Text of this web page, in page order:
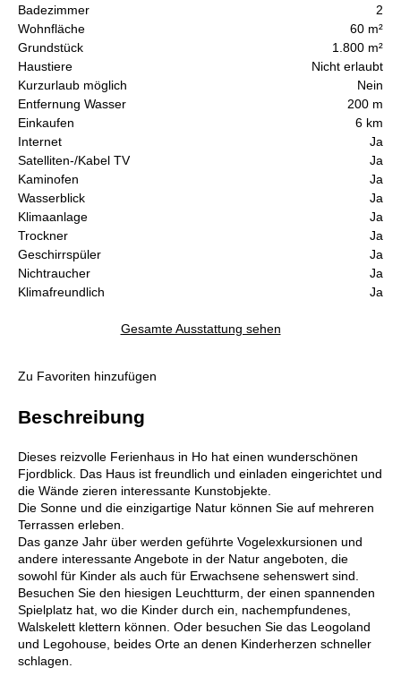
Badezimmer
2
Wohnfläche
60 m²
Grundstück
1.800 m²
Haustiere
Nicht erlaubt
Kurzurlaub möglich
Nein
Entfernung Wasser
200 m
Einkaufen
6 km
Internet
Ja
Satelliten-/Kabel TV
Ja
Kaminofen
Ja
Wasserblick
Ja
Klimaanlage
Ja
Trockner
Ja
Geschirrspüler
Ja
Nichtraucher
Ja
Klimafreundlich
Ja
Gesamte Ausstattung sehen
Zu Favoriten hinzufügen
Beschreibung
Dieses reizvolle Ferienhaus in Ho hat einen wunderschönen
Fjordblick. Das Haus ist freundlich und einladen eingerichtet und
die Wände zieren interessante Kunstobjekte.
Die Sonne und die einzigartige Natur können Sie auf mehreren
Terrassen erleben.
Das ganze Jahr über werden geführte Vogelexkursionen und
andere interessante Angebote in der Natur angeboten, die
sowohl für Kinder als auch für Erwachsene sehenswert sind.
Besuchen Sie den hiesigen Leuchtturm, der einen spannenden
Spielplatz hat, wo die Kinder durch ein, nachempfundenes,
Walskelett klettern können. Oder besuchen Sie das Leogoland
und Legohouse, beides Orte an denen Kinderherzen schneller
schlagen.